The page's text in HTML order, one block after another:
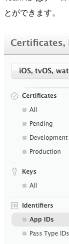
とができます。